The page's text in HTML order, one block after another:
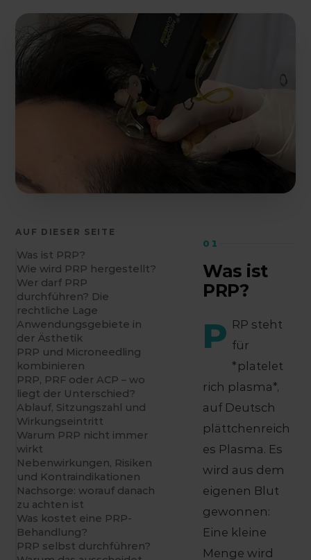
AUF DIESER SEITE
Was ist PRP?
Wie wird PRP hergestellt?
Wer darf PRP
durchführen? Die
rechtliche Lage
Anwendungsgebiete in
der Ästhetik
PRP und Microneedling
kombinieren
PRP, PRF oder ACP – wo
liegt der Unterschied?
Ablauf, Sitzungszahl und
Wirkungseintritt
Warum PRP nicht immer
wirkt
Nebenwirkungen, Risiken
und Kontraindikationen
Nachsorge: worauf danach
zu achten ist
Was kostet eine PRP-
Behandlung?
PRP selbst durchführen?
01
Was ist
PRP?
P RP steht
für
*platelet
rich plasma*,
auf Deutsch
plättchenreich
es Plasma. Es
wird aus dem
eigenen Blut
gewonnen:
Eine kleine
Menge wird